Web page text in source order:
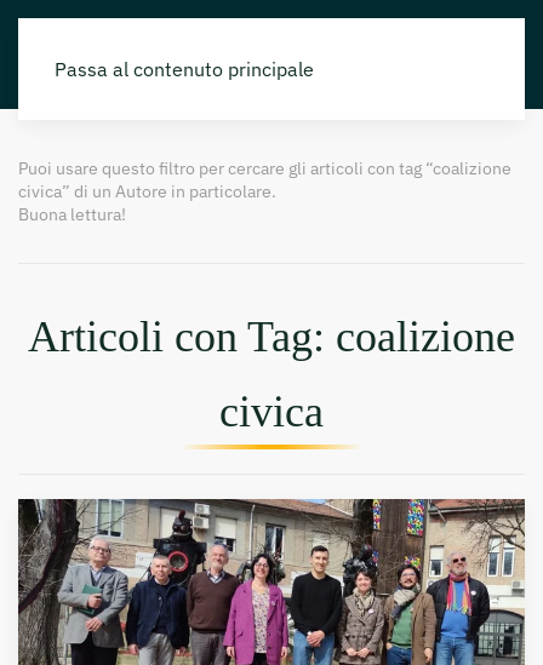
Passa al contenuto principale
Puoi usare questo filtro per cercare gli articoli con tag “coalizione
civica” di un Autore in particolare.
Buona lettura!
Articoli con Tag: coalizione
civica